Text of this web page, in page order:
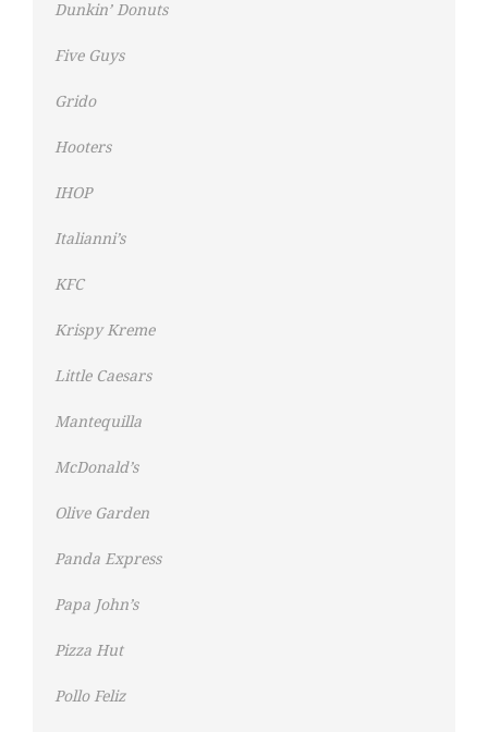
Dunkin’ Donuts
Five Guys
Grido
Hooters
IHOP
Italianni’s
KFC
Krispy Kreme
Little Caesars
Mantequilla
McDonald’s
Olive Garden
Panda Express
Papa John’s
Pizza Hut
Pollo Feliz